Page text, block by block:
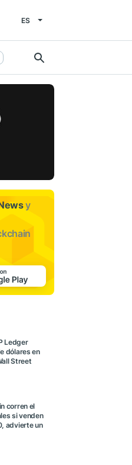
ES
y
Ledger
dólares en
Street
corren el
si venden
advierte un